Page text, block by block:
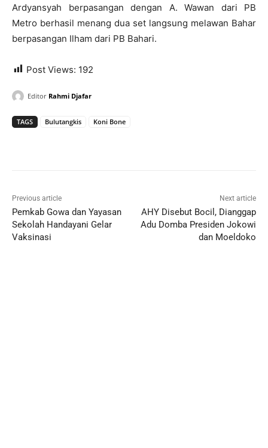
Ardyansyah berpasangan dengan A. Wawan dari PB
Metro berhasil menang dua set langsung melawan Bahar
berpasangan Ilham dari PB Bahari.
Post Views: 192
Editor Rahmi Djafar
TAGS Bulutangkis Koni Bone
Previous article
Pemkab Gowa dan Yayasan
Sekolah Handayani Gelar
Vaksinasi
Next article
AHY Disebut Bocil, Dianggap
Adu Domba Presiden Jokowi
dan Moeldoko